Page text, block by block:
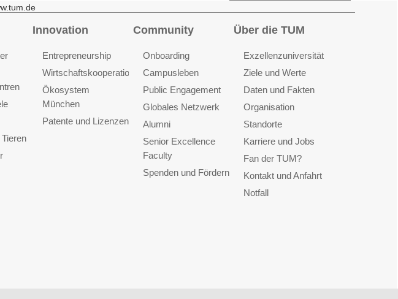
Innovation
Entrepreneurship
Wirtschaftskooperationen
Ökosystem
München
Patente und Lizenzen
Community
Onboarding
Campusleben
Public Engagement
Globales Netzwerk
Alumni
Senior Excellence
Faculty
Spenden und Fördern
Über die TUM
Exzellenzuniversität
Ziele und Werte
Daten und Fakten
Organisation
Standorte
Karriere und Jobs
Fan der TUM?
Kontakt und Anfahrt
Notfall